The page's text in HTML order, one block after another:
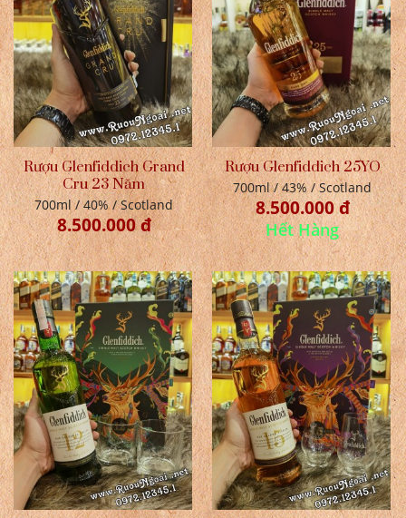
Rượu Glenfiddich Grand
Cru 23 Năm
700ml / 40% / Scotland
8.500.000 đ
Rượu Glenfiddich 25YO
700ml / 43% / Scotland
8.500.000 đ
Hết Hàng